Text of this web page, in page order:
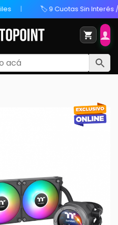
🏷️ 9 Cuotas Sin Interés /